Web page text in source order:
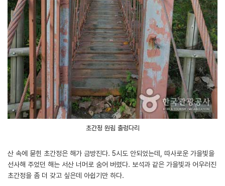
초간정 원림 출렁다리
산 속에 묻힌 초간정은 해가 금방진다. 5시도 안되었는데, 따사로운 가을빛을
선사해 주었던 해는 서산 너머로 숨어 버렸다. 보석과 같은 가을빛과 어우러진
초간정을 좀 더 갖고 싶은데 아쉽기만 하다.